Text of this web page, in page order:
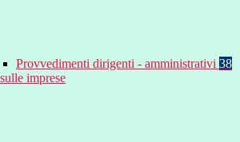
Provvedimenti dirigenti - amministrativi 38
imprese